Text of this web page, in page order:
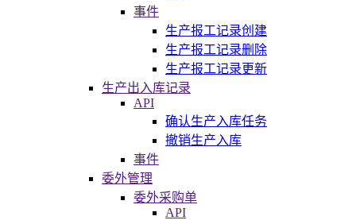
事件
生产报工记录创建
生产报工记录删除
生产报工记录更新
生产出入库记录
API
确认生产入库任务
撤销生产入库
事件
委外管理
委外采购单
API